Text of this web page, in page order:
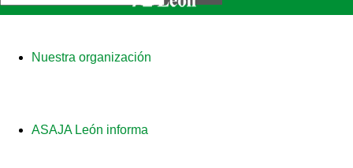
Nuestra organización
ASAJA León informa